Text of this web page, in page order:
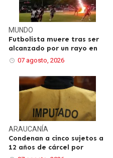
MUNDO
Futbolista muere tras ser
alcanzado por un rayo en
07 agosto, 2026
ARAUCANÍA
Condenan a cinco sujetos a
12 años de cárcel por